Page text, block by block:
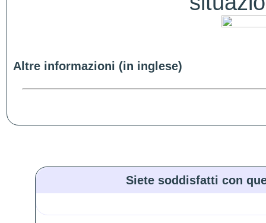
Altre informazioni (in inglese)
Siete soddisfatti con